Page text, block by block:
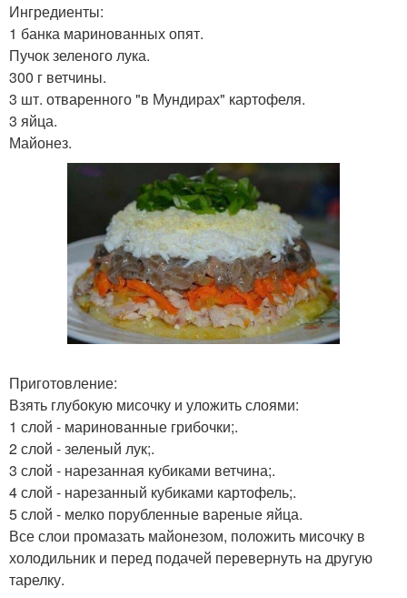
Ингредиенты:
1 банка маринованных опят.
Пучок зеленого лука.
300 г ветчины.
3 шт. отваренного "в Мундирах" картофеля.
3 яйца.
Майонез.
Приготовление:
Взять глубокую мисочку и уложить слоями:
1 слой - маринованные грибочки;.
2 слой - зеленый лук;.
3 слой - нарезанная кубиками ветчина;.
4 слой - нарезанный кубиками картофель;.
5 слой - мелко порубленные вареные яйца.
Все слои промазать майонезом, положить мисочку в
холодильник и перед подачей перевернуть на другую
тарелку.